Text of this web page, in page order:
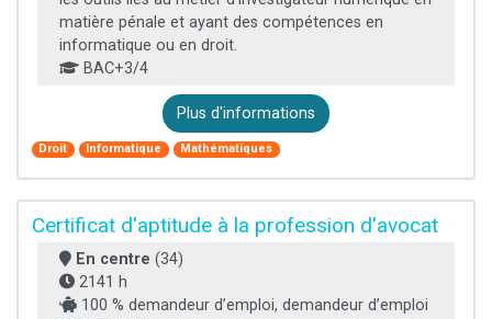
matière pénale et ayant des compétences en
informatique ou en droit.
BAC+3/4
Plus d'informations
Droit Informatique Mathématiques
Certificat d'aptitude à la profession d'avocat
En centre (34)
2141 h
100 % demandeur d’emploi, demandeur d’emploi